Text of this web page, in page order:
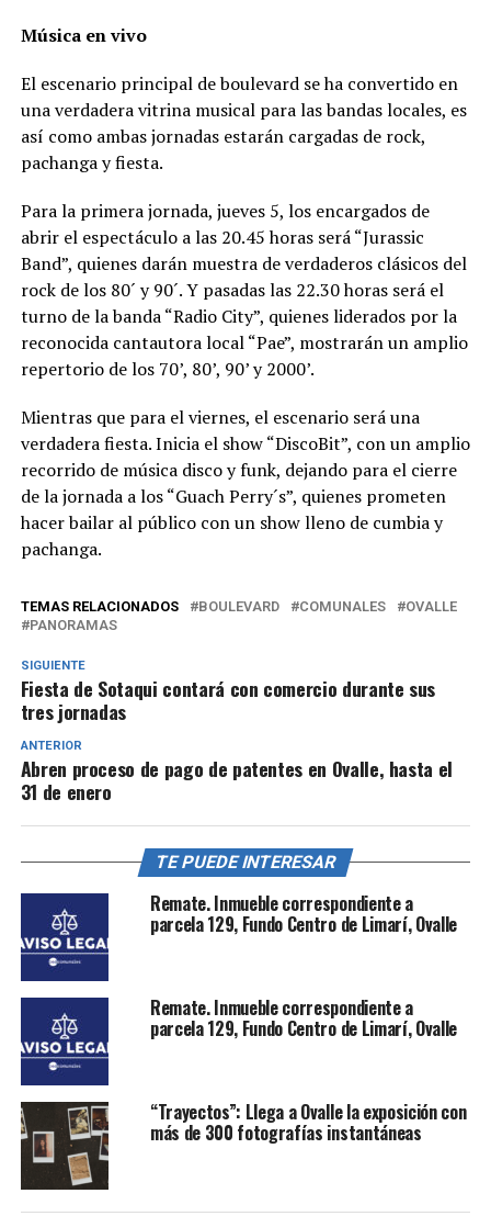
Música en vivo
El escenario principal de boulevard se ha convertido en
una verdadera vitrina musical para las bandas locales, es
así como ambas jornadas estarán cargadas de rock,
pachanga y fiesta.
Para la primera jornada, jueves 5, los encargados de
abrir el espectáculo a las 20.45 horas será “Jurassic
Band”, quienes darán muestra de verdaderos clásicos del
rock de los 80´ y 90´. Y pasadas las 22.30 horas será el
turno de la banda “Radio City”, quienes liderados por la
reconocida cantautora local “Pae”, mostrarán un amplio
repertorio de los 70’, 80’, 90’ y 2000’.
Mientras que para el viernes, el escenario será una
verdadera fiesta. Inicia el show “DiscoBit”, con un amplio
recorrido de música disco y funk, dejando para el cierre
de la jornada a los “Guach Perry´s”, quienes prometen
hacer bailar al público con un show lleno de cumbia y
pachanga.
TEMAS RELACIONADOS BOULEVARD COMUNALES
OVALLE
PANORAMAS
SIGUIENTE
Fiesta de Sotaqui contará con comercio durante sus
tres jornadas
ANTERIOR
Abren proceso de pago de patentes en Ovalle, hasta el
31 de enero
TE PUEDE INTERESAR
Remate. Inmueble correspondiente a
parcela 129, Fundo Centro de Limarí, Ovalle
Remate. Inmueble correspondiente a
parcela 129, Fundo Centro de Limarí, Ovalle
“Trayectos”: Llega a Ovalle la exposición con
más de 300 fotografías instantáneas